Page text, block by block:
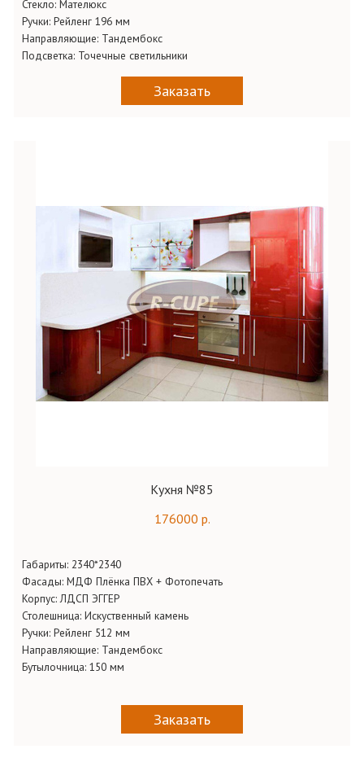
Стекло: Мателюкс
Ручки: Рейленг 196 мм
Направляющие: Тандембокс
Подсветка: Точечные светильники
Заказать
Кухня №85
176000 р.
Габариты: 2340*2340
Фасады: МДФ Плёнка ПВХ + Фотопечать
Корпус:ЛДСП ЭГГЕР
Столешница: Искуственный камень
Ручки: Рейленг 512 мм
Направляющие: Тандембокс
Бутылочница: 150 мм
Заказать